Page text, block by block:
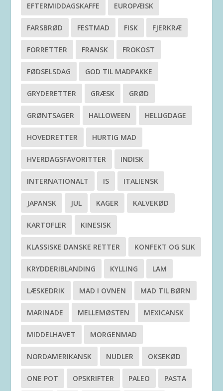
EFTERMIDDAGSKAFFE EUROPÆISK
FARSBRØD FESTMAD FISK FJERKRÆ
FORRETTER FRANSK FROKOST
FØDSELSDAG GOD TIL MADPAKKE
GRYDERETTER GRÆSK GRØD
GRØNTSAGER HALLOWEEN HELLIGDAGE
HOVEDRETTER HURTIG MAD
HVERDAGSFAVORITTER INDISK
INTERNATIONALT IS ITALIENSK
JAPANSK JUL KAGER KALVEKØD
KARTOFLER KINESISK
KLASSISKE DANSKE RETTER KONFEKT OG SLIK
KRYDDERIBLANDING KYLLING LAM
LÆSKEDRIK MAD I OVNEN MAD TIL BØRN
MARINADE MELLEMØSTEN MEXICANSK
MIDDELHAVET MORGENMAD
NORDAMERIKANSK NUDLER OKSEKØD
ONE POT OPSKRIFTER PALEO PASTA